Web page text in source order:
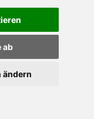
ab
ändern
kontakt
gruesgen.de
www.gruesgen.de
•Cookie-